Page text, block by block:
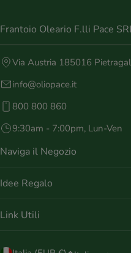
Frantoio Oleario F.lli Pace
Via Austria 185016
info@oliopace.it
800 800 860
9:30am - 7:00pm, Lun-Ven
Naviga il Negozio
Idee Regalo
Link Utili